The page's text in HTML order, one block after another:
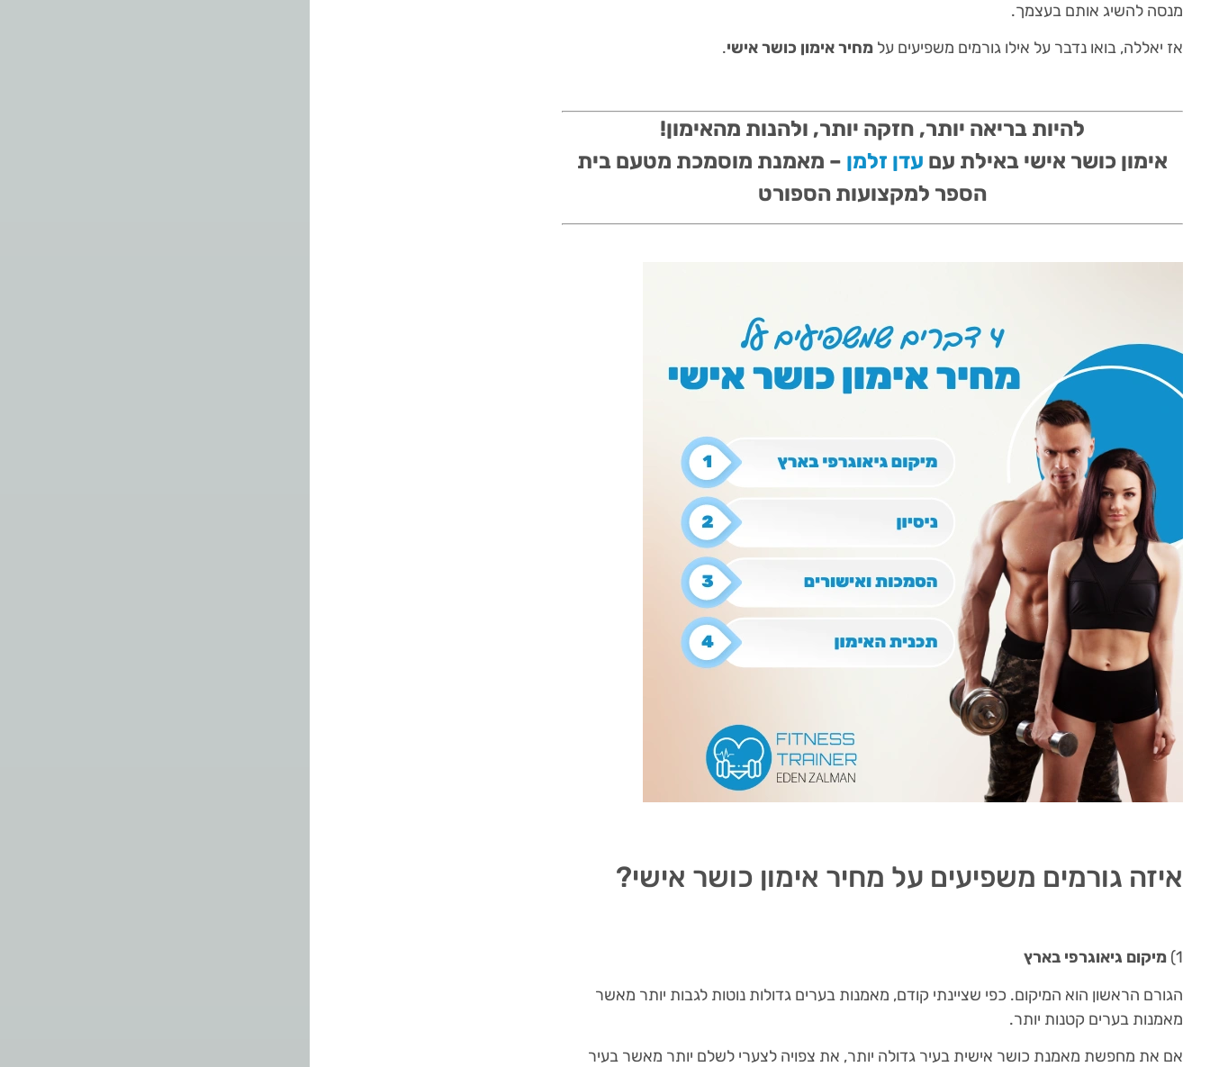
מנסה להשיג אותם בעצמך.
אז יאללה, בואו נדבר על אילו גורמים משפיעים על מחיר אימון כושר אישי.
להיות בריאה יותר, חזקה יותר, ולהנות מהאימון!
אימון כושר אישי באילת עם עדן זלמן – מאמנת מוסמכת מטעם בית
הספר למקצועות הספורט
איזה גורמים משפיעים על מחיר אימון כושר אישי?
1) מיקום גיאוגרפי בארץ
הגורם הראשון הוא המיקום. כפי שציינתי קודם, מאמנות בערים גדולות נוטות לגבות יותר מאשר
מאמנות בערים קטנות יותר.
אם את מחפשת מאמנת כושר אישית בעיר גדולה יותר, את צפויה לצערי לשלם יותר מאשר בעיר